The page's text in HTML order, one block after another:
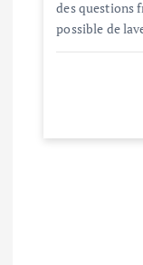
des questions
possible de